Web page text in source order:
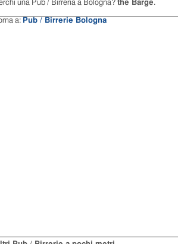
una Pub / Birreria a Bologna? the Barge.
a: Pub / Birrerie Bologna